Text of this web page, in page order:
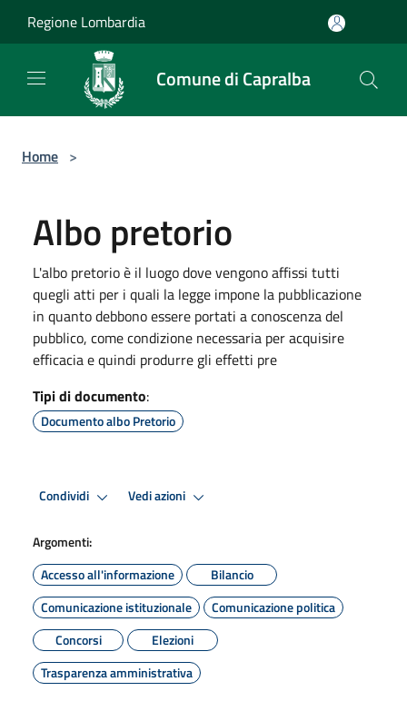
Regione Lombardia
Comune di Capralba
Home >
Albo pretorio
L'albo pretorio è il luogo dove vengono affissi tutti
quegli atti per i quali la legge impone la pubblicazione
in quanto debbono essere portati a conoscenza del
pubblico, come condizione necessaria per acquisire
efficacia e quindi produrre gli effetti pre
Tipi di documento:
Documento albo Pretorio
Condividi Vedi azioni
Argomenti:
Accesso all'informazione
Bilancio
Comunicazione istituzionale
Comunicazione politica
Concorsi
Elezioni
Trasparenza amministrativa